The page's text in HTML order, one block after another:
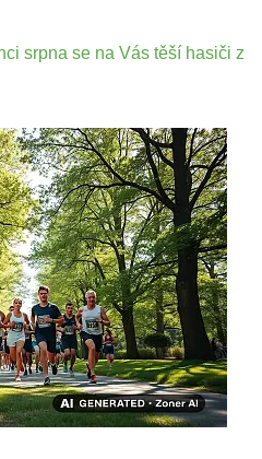
srpna se na Vás těší hasiči z